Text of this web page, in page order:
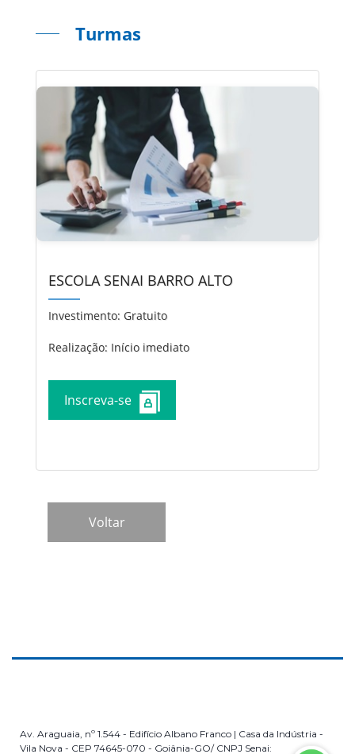
Turmas
ESCOLA SENAI BARRO ALTO
Investimento: Gratuito
Realização: Início imediato
Inscreva-se
Av. Araguaia, nº 1.544 - Edifício Albano Franco | Casa da Indústria -
Vila Nova - CEP 74645-070 - Goiânia-GO/ CNPJ Senai: